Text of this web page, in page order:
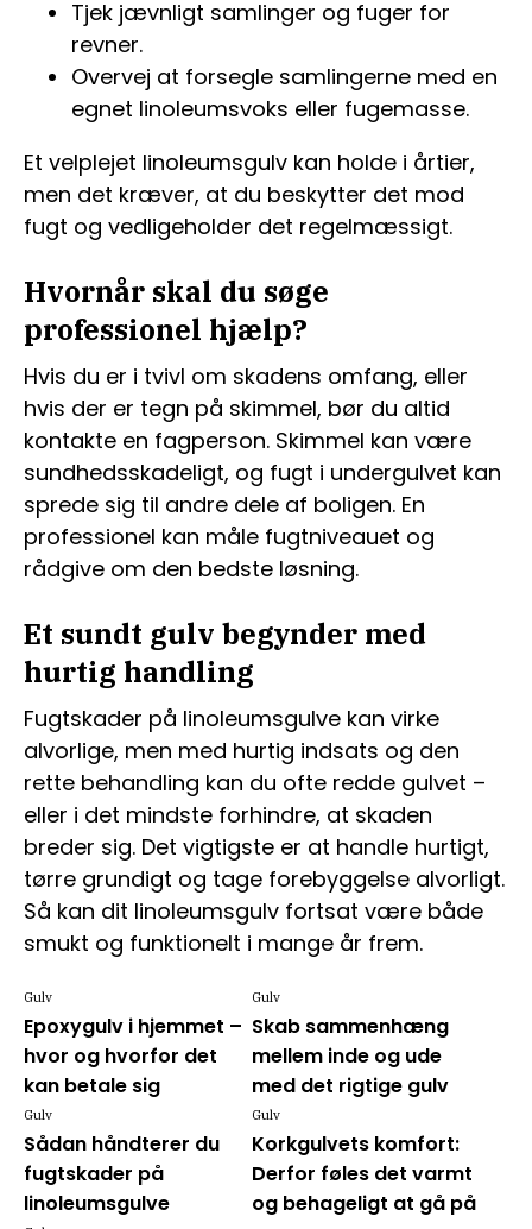
Tjek jævnligt samlinger og fuger for
revner.
Overvej at forsegle samlingerne med en
egnet linoleumsvoks eller fugemasse.
Et velplejet linoleumsgulv kan holde i årtier,
men det kræver, at du beskytter det mod
fugt og vedligeholder det regelmæssigt.
Hvornår skal du søge
professionel hjælp?
Hvis du er i tvivl om skadens omfang, eller
hvis der er tegn på skimmel, bør du altid
kontakte en fagperson. Skimmel kan være
sundhedsskadeligt, og fugt i undergulvet kan
sprede sig til andre dele af boligen. En
professionel kan måle fugtniveauet og
rådgive om den bedste løsning.
Et sundt gulv begynder med
hurtig handling
Fugtskader på linoleumsgulve kan virke
alvorlige, men med hurtig indsats og den
rette behandling kan du ofte redde gulvet –
eller i det mindste forhindre, at skaden
breder sig. Det vigtigste er at handle hurtigt,
tørre grundigt og tage forebyggelse alvorligt.
Så kan dit linoleumsgulv fortsat være både
smukt og funktionelt i mange år frem.
Epoxygulv i hjemmet –
hvor og hvorfor det
kan betale sig
Gulv
Skab sammenhæng
mellem inde og ude
med det rigtige gulv
Gulv
Sådan håndterer du
fugtskader på
linoleumsgulve
Gulv
Korkgulvets komfort:
Derfor føles det varmt
og behageligt at gå på
Gulv